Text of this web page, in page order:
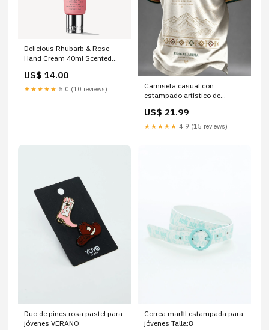
Delicious Rhubarb & Rose
Hand Cream 40ml Scented
US$ 14.00
★★★★★ 5.0 (10 reviews)
Camiseta casual con
estampado artístico de
para hombre 20251222-ICW
US$ 21.99
★★★★★ 4.9 (15 reviews)
Duo de pines rosa pastel para
jóvenes VERANO
Correa marfil estampada para
jóvenes Talla:8